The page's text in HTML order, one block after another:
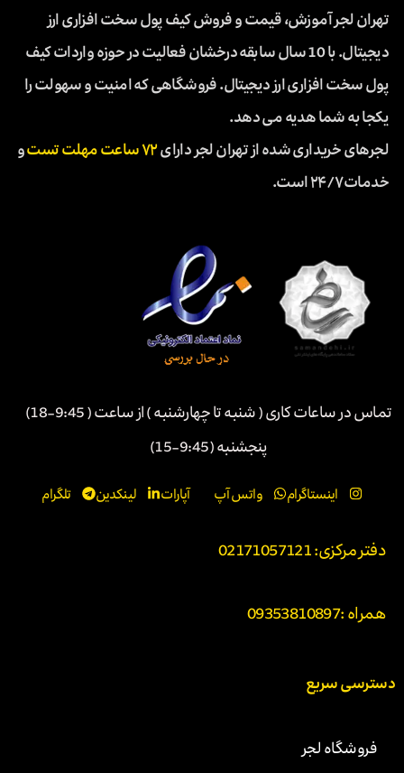
تهران لجر آموزش، قیمت و فروش کیف پول سخت افزاری ارز
دیجیتال. با 10 سال سابقه درخشان فعالیت در حوزه واردات کیف
پول سخت افزاری ارز دیجیتال. فروشگاهی که امنیت و سهولت را
یکجا به شما هدیه می دهد.
لجرهای خریداری شده از تهران لجر دارای۷۲ ساعت مهلت تست
و
خدمات ۲۴/۷ است.
تماس در ساعات کاری ( شنبه تا چهارشنبه ) از ساعت ( 9:45-18)
پنجشنبه (9:45-15)
اینستاگرام واتس آپ آپارات لینکدین تلگرام
دفتر مرکزی: 02171057121
همراه :09353810897
دسترسی سریع
فروشگاه لجر